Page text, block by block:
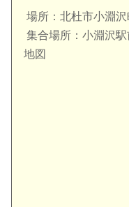
場所：北杜市小淵
集合場所：小淵沢
地図